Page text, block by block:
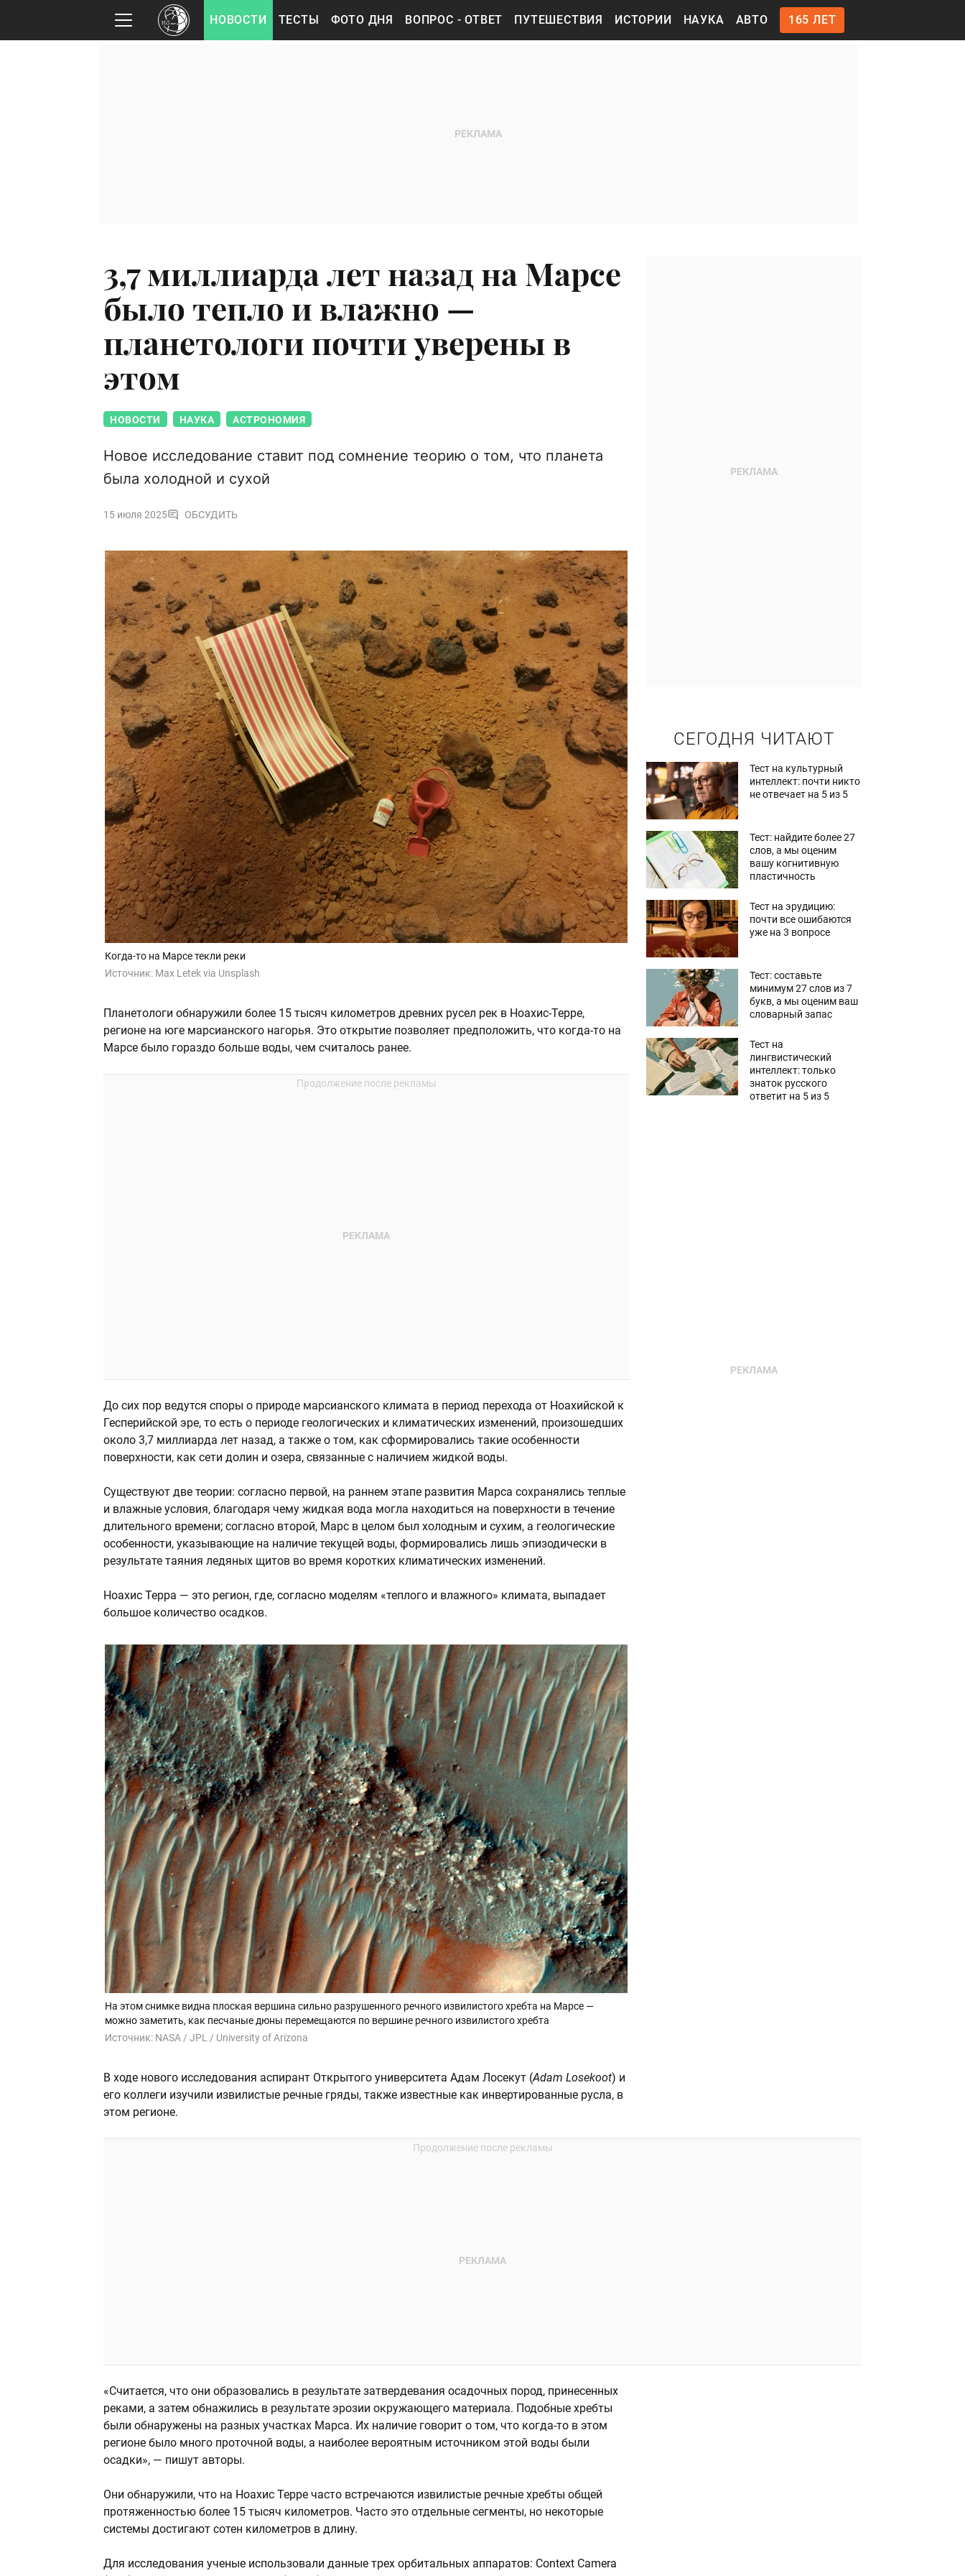
НОВОСТИ ТЕСТЫ ФОТО ДНЯ ВОПРОС - ОТВЕТ ПУТЕШЕСТВИЯ ИСТОРИИ НАУКА АВТО 165 ЛЕТ
3,7 миллиарда лет назад на Марсе
было тепло и влажно —
планетологи почти уверены в
этом
НОВОСТИ НАУКА АСТРОНОМИЯ
Новое исследование ставит под сомнение теорию о том, что планета
была холодной и сухой
15 июля 2025 ОБСУДИТЬ
Когда-то на Марсе текли реки
Источник: Max Letek via Unsplash
Планетологи обнаружили более 15 тысяч километров древних русел рек в Ноахис-Терре,
регионе на юге марсианского нагорья. Это открытие позволяет предположить, что когда-то на
Марсе было гораздо больше воды, чем считалось ранее.
До сих пор ведутся споры о природе марсианского климата в период перехода от Ноахийской к
Гесперийской эре, то есть о периоде геологических и климатических изменений, произошедших
около 3,7 миллиарда лет назад, а также о том, как сформировались такие особенности
поверхности, как сети долин и озера, связанные с наличием жидкой воды.
Существуют две теории: согласно первой, на раннем этапе развития Марса сохранялись теплые
и влажные условия, благодаря чему жидкая вода могла находиться на поверхности в течение
длительного времени; согласно второй, Марс в целом был холодным и сухим, а геологические
особенности, указывающие на наличие текущей воды, формировались лишь эпизодически в
результате таяния ледяных щитов во время коротких климатических изменений.
Ноахис Терра — это регион, где, согласно моделям «теплого и влажного» климата, выпадает
большое количество осадков.
На этом снимке видна плоская вершина сильно разрушенного речного извилистого хребта на Марсе —
можно заметить, как песчаные дюны перемещаются по вершине речного извилистого хребта
Источник: NASA / JPL / University of Arizona
В ходе нового исследования аспирант Открытого университета Адам Лосекут (Adam Losekoot) и
его коллеги изучили извилистые речные гряды, также известные как инвертированные русла, в
этом регионе.
«Считается, что они образовались в результате затвердевания осадочных пород, принесенных
реками, а затем обнажились в результате эрозии окружающего материала. Подобные хребты
были обнаружены на разных участках Марса. Их наличие говорит о том, что когда-то в этом
регионе было много проточной воды, а наиболее вероятным источником этой воды были
осадки», — пишут авторы.
Они обнаружили, что на Ноахис Терре часто встречаются извилистые речные хребты общей
протяженностью более 15 тысяч километров. Часто это отдельные сегменты, но некоторые
системы достигают сотен километров в длину.
Для исследования ученые использовали данные трех орбитальных аппаратов: Context Camera
СЕГОДНЯ ЧИТАЮТ
Тест на культурный
интеллект: почти никто
не отвечает на 5 из 5
Тест: найдите более 27
слов, а мы оценим
вашу когнитивную
пластичность
Тест на эрудицию:
почти все ошибаются
уже на 3 вопросе
Тест: составьте
минимум 27 слов из 7
букв, а мы оценим ваш
словарный запас
Тест на
лингвистический
интеллект: только
знаток русского
ответит на 5 из 5